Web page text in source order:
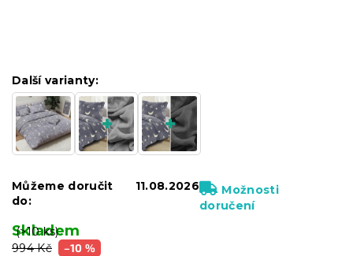
994 Kč –10 %
Skladem
(>10 ks)
Další varianty:
Můžeme doručit
do:
11.08.2026
Možnosti
doručení